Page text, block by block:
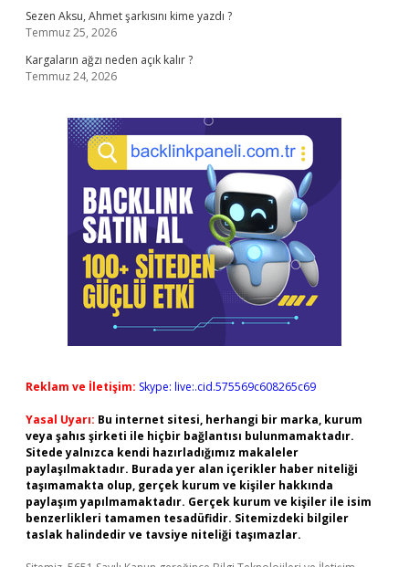
Sezen Aksu, Ahmet şarkısını kime yazdı ?
Temmuz 25, 2026
Kargaların ağzı neden açık kalır ?
Temmuz 24, 2026
Reklam ve İletişim: Skype: live:.cid.575569c608265c69
Yasal Uyarı: Bu internet sitesi, herhangi bir marka, kurum
veya şahıs şirketi ile hiçbir bağlantısı bulunmamaktadır.
Sitede yalnızca kendi hazırladığımız makaleler
paylaşılmaktadır. Burada yer alan içerikler haber niteliği
taşımamakta olup, gerçek kurum ve kişiler hakkında
paylaşım yapılmamaktadır. Gerçek kurum ve kişiler ile isim
benzerlikleri tamamen tesadüfidir. Sitemizdeki bilgiler
taslak halindedir ve tavsiye niteliği taşımazlar.